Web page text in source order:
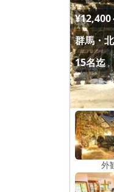
¥12,400
群馬・
15名迄
外